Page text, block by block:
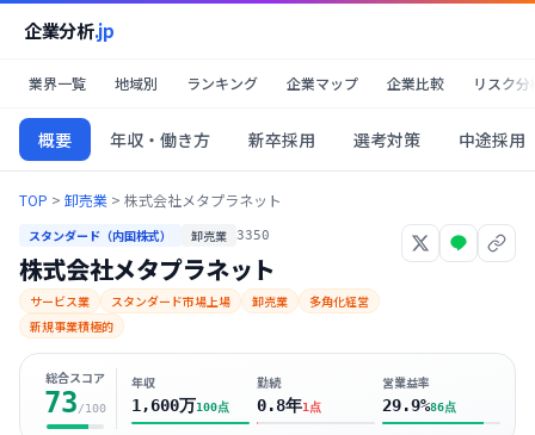
企業分析.jp
業界一覧 地域別 ランキング 企業マップ 企業比較 リスク分
概要 年収・働き方 新卒採用 選考対策 中途採用
TOP > 卸売業 > 株式会社メタプラネット
スタンダード（内国株式） 卸売業 3350
株式会社メタプラネット
サービス業 スタンダード市場上場 卸売業
多角化経営
新規事業積極的
総合スコア
73/100
年収
1,600万100点
勤続
0.8年1 点
営業益率
29.9%86点